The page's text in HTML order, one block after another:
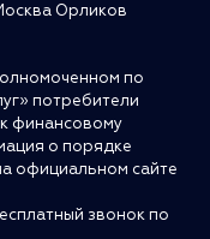
Орликов
по
потребители
финансовому
о порядке
официальном сайте
звонок по